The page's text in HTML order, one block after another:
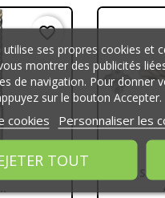
rapide
X 110 Mm
favorite_border
Foret
utilise ses propres cookies et
montrer des publicités
de navigation. Pour donner
sur le bouton Accepter.
cookies Personnaliser les
TOUT